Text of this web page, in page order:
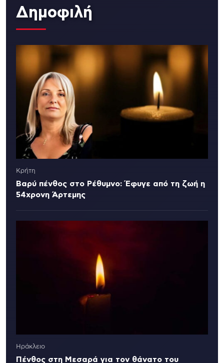
Δημοφιλή
Κρήτη
Βαρύ πένθος στο Ρέθυμνο: Έφυγε από τη ζωή η
54χρονη Άρτεμης
Ηράκλειο
Πένθος στη Μεσαρά για τον θάνατο του